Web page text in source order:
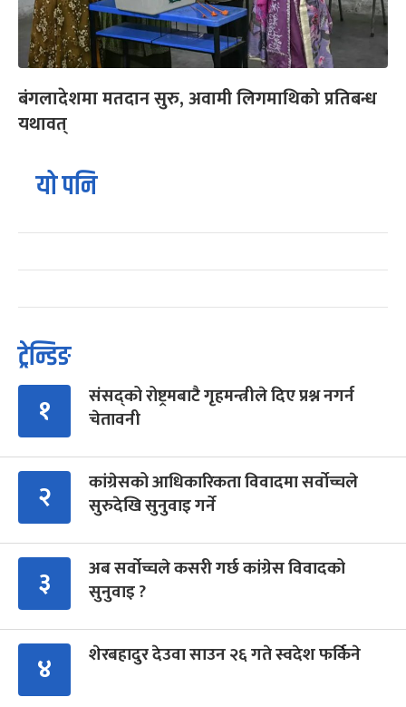
बंगलादेशमा मतदान सुरु, अवामी लिगमाथिको प्रतिबन्ध
यथावत्
यो पनि
ट्रेन्डिङ
१
संसद्को रोष्ट्रमबाटै गृहमन्त्रीले दिए प्रश्न नगर्न
चेतावनी
२
कांग्रेसको आधिकारिकता विवादमा सर्वोच्चले
सुरुदेखि सुनुवाइ गर्ने
३
अब सर्वोच्चले कसरी गर्छ कांग्रेस विवादको
सुनुवाइ ?
४ शेरबहादुर देउवा साउन २६ गते स्वदेश फर्किने